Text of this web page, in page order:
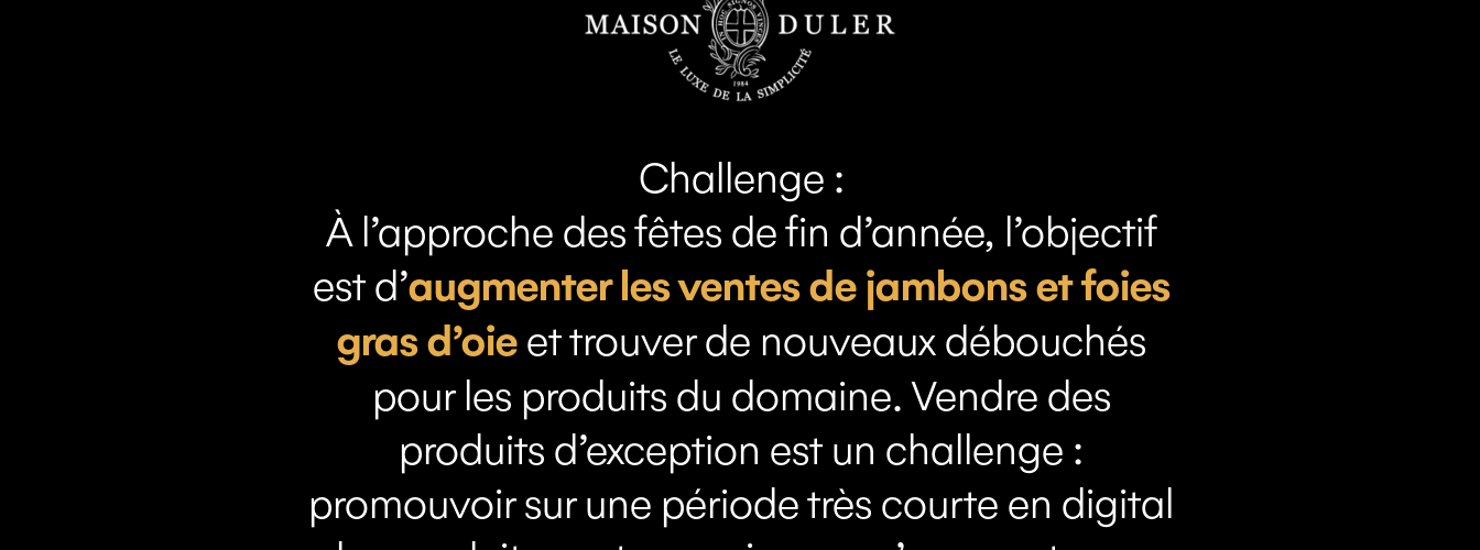
Challenge :
À l’approche des fêtes de fin d’année, l’objectif
est d’augmenter les ventes de jambons et foies
gras d’oieet trouver de nouveaux débouchés
pour les produits du domaine. Vendre des
produits d’exception est un challenge :
promouvoir sur une période très courte en digital